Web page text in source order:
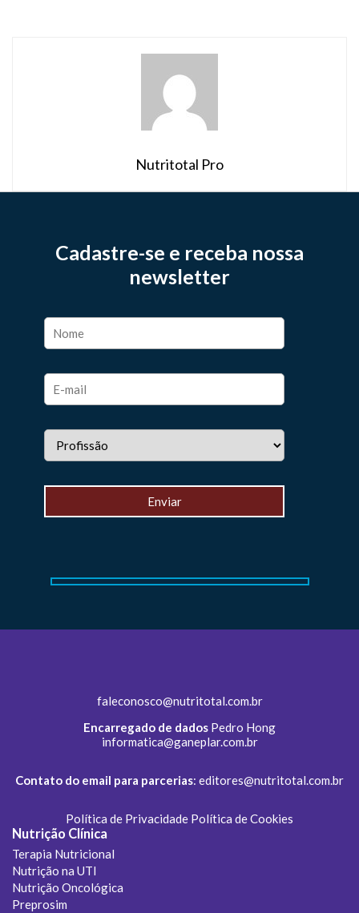
Nutritotal Pro
Cadastre-se e receba nossa
newsletter
faleconosco@nutritotal.com.br
Encarregado de dados Pedro Hong
informatica@ganeplar.com.br
Contato do email para parcerias: editores@nutritotal.com.br
Política de Privacidade Política de Cookies
Nutrição Clínica
Terapia Nutricional
Nutrição na UTI
Nutrição Oncológica
Preprosim